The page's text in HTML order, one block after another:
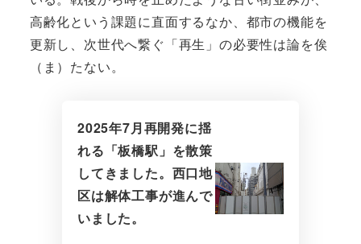
高齢化という課題に直面するなか、都市の機能を
更新し、次世代へ繋ぐ「再生」の必要性は論を俟
（ま）たない。
2025年7月再開発に揺
れる「板橋駅」を散策
してきました。西口地
区は解体工事が進んで
いました。